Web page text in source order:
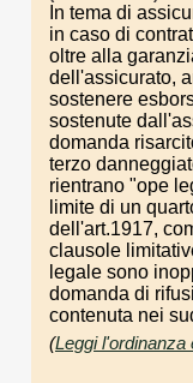
In tema di
in caso di
oltre alla
dell'assicurato,
sostenere
sostenute
domanda
terzo
rientrano "ope
limite di un
dell'art.1917,
clausole
legale sono
domanda di
contenuta nei
(Leggi l'ordinanza